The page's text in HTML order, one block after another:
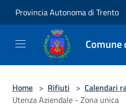
Provincia Autonoma di Trento
Comune
Home > Rifiuti > Calendari
Utenza Aziendale - Zona unica